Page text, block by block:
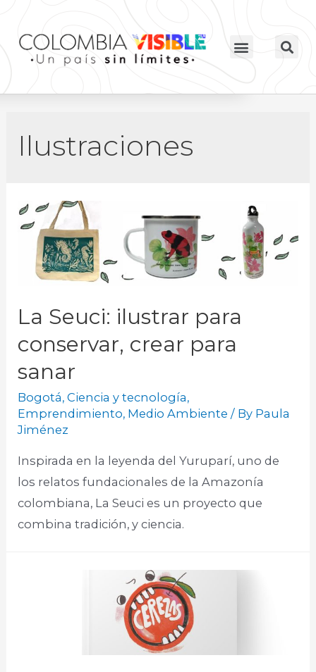
Ilustraciones
La Seuci: ilustrar para
conservar, crear para
sanar
Bogotá,Ciencia y tecnología,
Emprendimiento, Medio Ambiente / By Paula
Jiménez
Inspirada en la leyenda del Yuruparí, uno de
los relatos fundacionales de la Amazonía
colombiana, La Seuci es un proyecto que
combina tradición, y ciencia.